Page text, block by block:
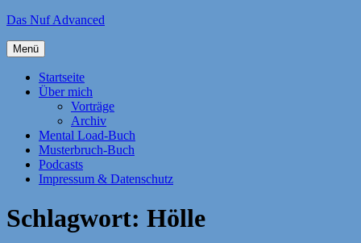
Zum
springen
Das Nuf Advanced
Menü
Startseite
Über mich
Vorträge
Archiv
Mental Load-Buch
Musterbruch-Buch
Podcasts
Impressum & Datenschutz
Schlagwort: Hölle